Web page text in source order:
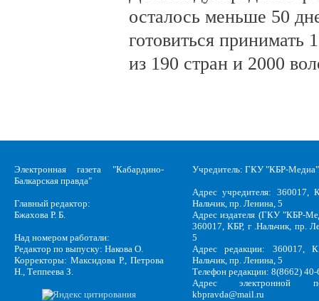
осталось меньше 50
готовиться принимать
из 190 стран и 2000
Электронная газета "Кабардино-
Балкарская правда"
Главный редактор:
Бжахова Р. Б.
Над номером работали:
Редактор по выпуску: Накова О.
Корректоры: Максидова Р., Петрова
Н., Теппеева З.
Учредитель: ГКУ "КБР-Медиа"
Адрес учредителя: 360017,
Нальчик, пр. Ленина, 5
Адрес издателя (ГКУ "КБР-
360017, КБР, г .Нальчик, пр.
5
Адрес редакции: 360017,
Нальчик, пр. Ленина, 5
Телефон редакции: 8(8662)
Адрес электронной
kbpravda@mail.ru